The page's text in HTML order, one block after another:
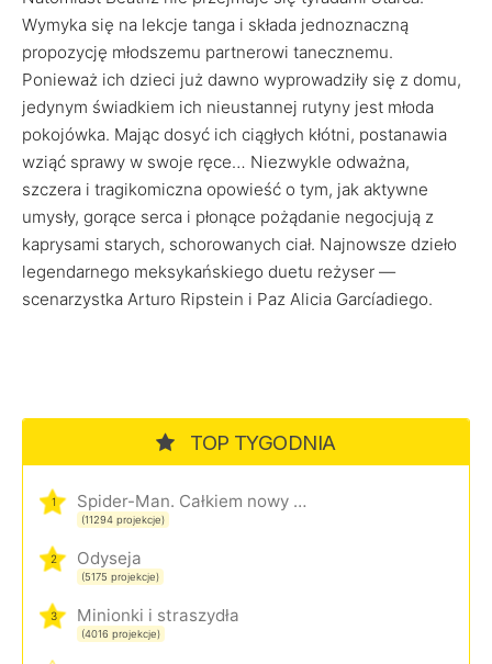
Wymyka się na lekcje tanga i składa jednoznaczną
propozycję młodszemu partnerowi tanecznemu.
Ponieważ ich dzieci już dawno wyprowadziły się z domu,
jedynym świadkiem ich nieustannej rutyny jest młoda
pokojówka. Mając dosyć ich ciągłych kłótni, postanawia
wziąć sprawy w swoje ręce… Niezwykle odważna,
szczera i tragikomiczna opowieść o tym, jak aktywne
umysły, gorące serca i płonące pożądanie negocjują z
kaprysami starych, schorowanych ciał. Najnowsze dzieło
legendarnego meksykańskiego duetu reżyser —
scenarzystka Arturo Ripstein i Paz Alicia Garcíadiego.
TOP TYGODNIA
1 Spider-Man. Całkiem nowy dzień
(11294 projekcje)
2 Odyseja
(5175 projekcje)
3 Minionki i straszydła
(4016 projekcje)